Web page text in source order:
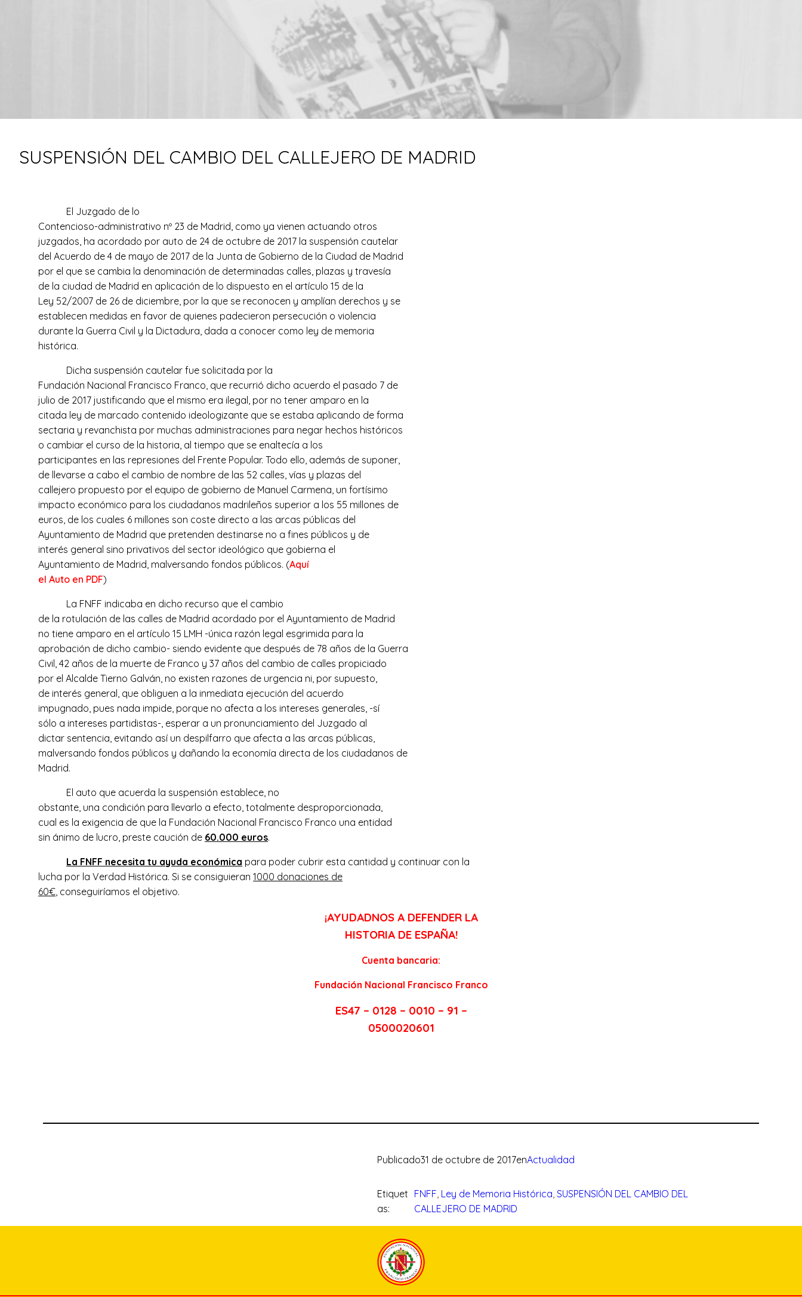
SUSPENSIÓN DEL CAMBIO DEL CALLEJERO DE MADRID
El Juzgado de lo
Contencioso-administrativo nº 23 de Madrid, como ya vienen actuando otros
juzgados, ha acordado por auto de 24 de octubre de 2017 la suspensión cautelar
del Acuerdo de 4 de mayo de 2017 de la Junta de Gobierno de la Ciudad de Madrid
por el que se cambia la denominación de determinadas calles, plazas y travesía
de la ciudad de Madrid en aplicación de lo dispuesto en el artículo 15 de la
Ley 52/2007 de 26 de diciembre, por la que se reconocen y amplían derechos y se
establecen medidas en favor de quienes padecieron persecución o violencia
durante la Guerra Civil y la Dictadura, dada a conocer como ley de memoria
histórica.
Dicha suspensión cautelar fue solicitada por la
Fundación Nacional Francisco Franco, que recurrió dicho acuerdo el pasado 7 de
julio de 2017 justificando que el mismo era ilegal, por no tener amparo en la
citada ley de marcado contenido ideologizante que se estaba aplicando de forma
sectaria y revanchista por muchas administraciones para negar hechos históricos
o cambiar el curso de la historia, al tiempo que se enaltecía a los
participantes en las represiones del Frente Popular. Todo ello, además de suponer,
de llevarse a cabo el cambio de nombre de las 52 calles, vías y plazas del
callejero propuesto por el equipo de gobierno de Manuel Carmena, un fortísimo
impacto económico para los ciudadanos madrileños superior a los 55 millones de
euros, de los cuales 6 millones son coste directo a las arcas públicas del
Ayuntamiento de Madrid que pretenden destinarse no a fines públicos y de
interés general sino privativos del sector ideológico que gobierna el
Ayuntamiento de Madrid, malversando fondos públicos. (Aquí
el Auto en PDF)
La FNFF indicaba en dicho recurso que el cambio
de la rotulación de las calles de Madrid acordado por el Ayuntamiento de Madrid
no tiene amparo en el artículo 15 LMH -única razón legal esgrimida para la
aprobación de dicho cambio- siendo evidente que después de 78 años de la Guerra
Civil, 42 años de la muerte de Franco y 37 años del cambio de calles propiciado
por el Alcalde Tierno Galván, no existen razones de urgencia ni, por supuesto,
de interés general, que obliguen a la inmediata ejecución del acuerdo
impugnado, pues nada impide, porque no afecta a los intereses generales, -sí
sólo a intereses partidistas-, esperar a un pronunciamiento del Juzgado al
dictar sentencia, evitando así un despilfarro que afecta a las arcas públicas,
malversando fondos públicos y dañando la economía directa de los ciudadanos de
Madrid.
El auto que acuerda la suspensión establece, no
obstante, una condición para llevarlo a efecto, totalmente desproporcionada,
cual es la exigencia de que la Fundación Nacional Francisco Franco una entidad
sin ánimo de lucro, preste caución de 60.000 euros.
La FNFF necesita tu ayuda económica para poder cubrir esta cantidad y continuar con la
lucha por la Verdad Histórica. Si se consiguieran 1000 donaciones de
60€, conseguiríamos el objetivo.
¡AYUDADNOS A DEFENDER LA
HISTORIA DE ESPAÑA!
Cuenta bancaria:
Fundación Nacional Francisco Franco
ES47 – 0128 – 0010 – 91 –
0500020601
Publicado31 de octubre de 2017enActualidad
Etiquet
as:
FNFF, Ley de Memoria Histórica, SUSPENSIÓN DEL CAMBIO DEL
CALLEJERO DE MADRID